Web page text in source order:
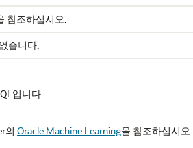
참조하십시오.
습니다.
입니다.
의 Oracle Machine Learning을 참조하십시오.